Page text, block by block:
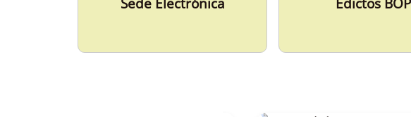
Sede Electrónica Edictos BOP